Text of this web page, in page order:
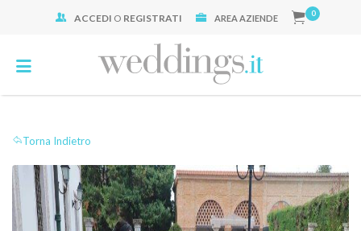
ACCEDI O REGISTRATI AREA AZIENDE 0
Torna Indietro